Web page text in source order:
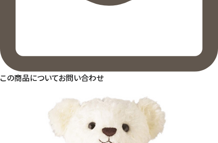
この商品についてお問い合わせ